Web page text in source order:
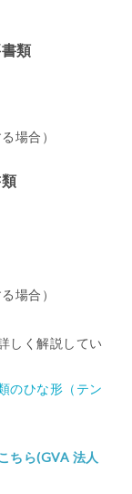
類
場合）
場合）
しく解説してい
のひな形（テン
ちら(GVA 法人